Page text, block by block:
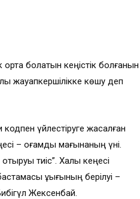
болатын кеңістік болғанын
жауапкершілікке көшу деп
үйлестіруге жасалған
– қоғамдық мағынаның үні.
тиіс”. Халық кеңесі
құқығының берілуі –
Жексенбай.